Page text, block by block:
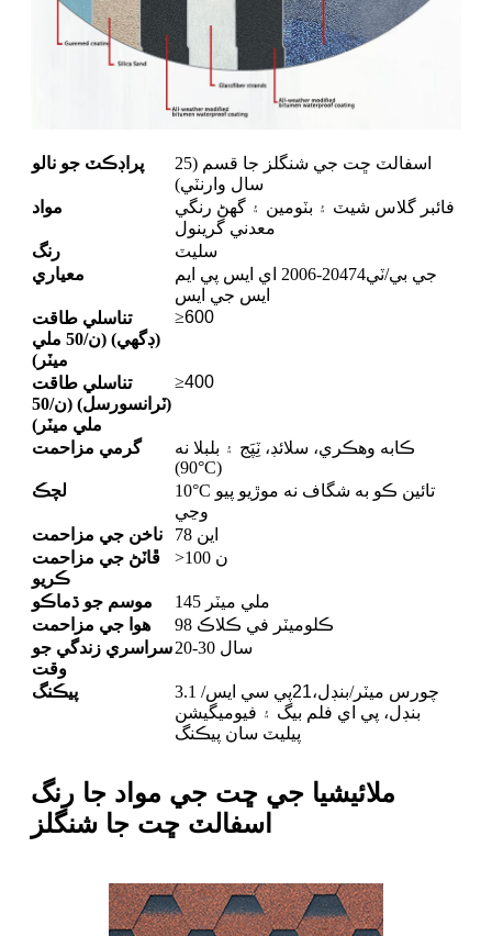
پراڊڪٽ جو نالو
اسفالٽ ڇت جي شنگلز جا قسم (25
سال وارنٽي)
مواد
فائبر گلاس شيٽ ۽ بٽومين ۽ گھڻ رنگي
معدني گرينول
رنگ
سليٽ
معياري
جي بي/ٽي20474-2006 اي ايس پي ايم
ايس جي ايس
تناسلي طاقت
(ڊگهي) (ن/50 ملي
ميٽر)
≥600
تناسلي طاقت
(ٽرانسورسل) (ن/50
ملي ميٽر)
≥400
گرمي مزاحمت
ڪابه وهڪري، سلائڊ، ٽِپَج ۽ بلبلا نه
(90°C)
لچڪ
10°C تائين ڪو به شگاف نه موڙيو پيو
وڃي
ناخن جي مزاحمت
78 اين
ڦاٽڻ جي مزاحمت
ڪريو
>100 ن
موسم جو ڌماڪو
145 ملي ميٽر
هوا جي مزاحمت
98 ڪلوميٽر في ڪلاڪ
سراسري زندگي جو
وقت
20-30 سال
پيڪنگ 3.1 چورس ميٽر/بنڊل،21پي سي ايس/
بنڊل، پي اي فلم بيگ ۽ فيوميگيشن
پيليٽ سان پيڪنگ
ملائيشيا جي ڇت جي مواد جا رنگ
اسفالٽ ڇت جا شنگلز